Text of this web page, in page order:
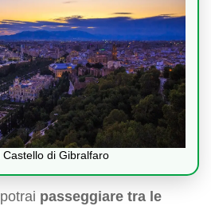
Castello di Gibralfaro
passeggiare tra le